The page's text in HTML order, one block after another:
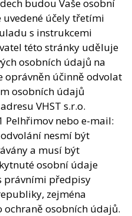
budou Vaše osobní
uvedené účely třetími
s instrukcemi
této stránky uděluje
osobních údajů na
oprávněn účinně odvolat
osobních údajů
VHST s.r.o.
Pelhřimov nebo e-mail:
nesmí být
a musí být
osobní údaje
právními předpisy
zejména
ochraně osobních údajů.